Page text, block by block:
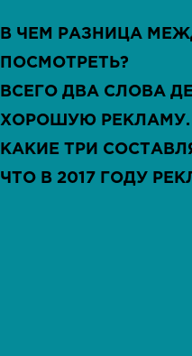
В ЧЕМ РАЗНИЦА
ПОСМОТРЕТЬ?
ВСЕГО ДВА СЛОВА
ХОРОШУЮ РЕКЛАМУ.
КАКИЕ ТРИ
ЧТО В 2017 ГОДУ